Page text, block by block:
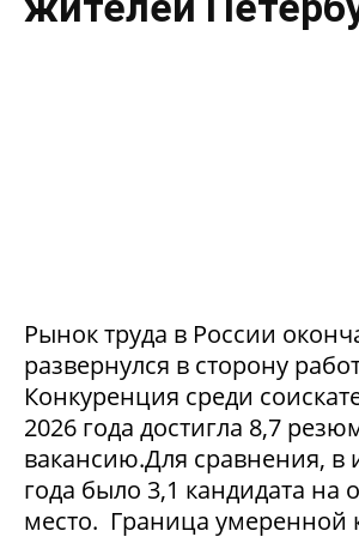
Рынок труда в России
развернулся в сторону
Конкуренция среди
2026 года достигла 8,7
вакансию.Для сравнения, в
года было 3,1 кандидата на
место. Граница умеренной